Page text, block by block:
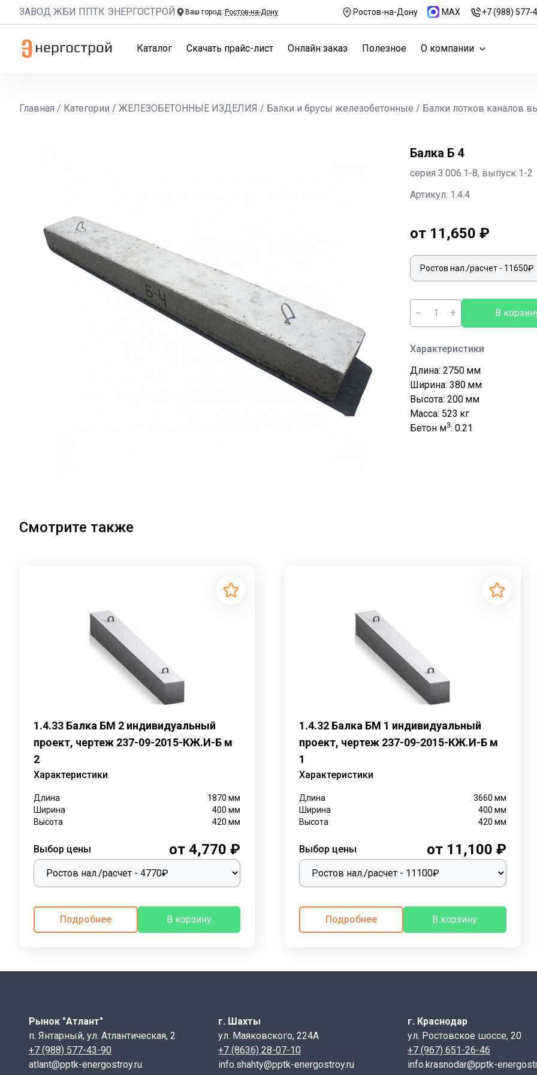
ЗАВОД ЖБИ ППТК ЭНЕРГОСТРОЙ Ваш город: Ростов-на-Дону Ростов-на-Дону MAX +7 (988) 577-
Каталог Скачать прайс-лист Онлайн заказ Полезное О компании
Главная / Категории / ЖЕЛЕЗОБЕТОННЫЕ ИЗДЕЛИЯ / Балки и брусы железобетонные / Балки лотков каналов
Балка Б 4
серия 3.006.1-8, выпуск 1-2
Артикул: 1.4.4
от 11,650 ₽
− + В
Характеристики
Длина: 2750 мм
Ширина: 380 мм
Высота: 200 мм
Масса: 523 кг
Бетон м3: 0.21
Смотрите также
1.4.33 Балка БМ 2 индивидуальный
проект, чертеж 237-09-2015-КЖ.И-Б м
2
Характеристики
Длина 1870мм
Ширина
400мм
Высота
420мм
Выбор цены от 4,770 ₽
Подробнее В корзину
1.4.32 Балка БМ 1 индивидуальный
проект, чертеж 237-09-2015-КЖ.И-Б м
1
Характеристики
Длина 3660 мм
Ширина
400 мм
Высота
420 мм
Выбор цены от 11,100 ₽
Подробнее В корзину
Рынок "Атлант"
п. Янтарный, ул. Атлантическая, 2
+7 (988) 577-43-90
atlant@pptk-energostroy.ru
г. Шахты
ул. Маяковского, 224А
+7 (8636) 28-07-10
info.shahty@pptk-energostroy.ru
г. Краснодар
ул. Ростовское шоссе, 20
+7 (967) 651-26-46
info.krasnodar@pptk-